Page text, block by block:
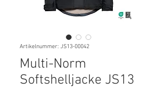
Artikelnummer: JS13-00042
Multi-Norm
Softshelljacke JS13